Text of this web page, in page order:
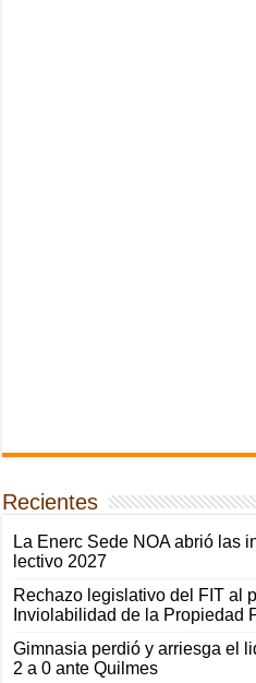
Recientes
La Enerc Sede NOA abrió las
lectivo 2027
Rechazo legislativo del FIT al
Inviolabilidad de la Propiedad
Gimnasia perdió y arriesga el
2 a 0 ante Quilmes